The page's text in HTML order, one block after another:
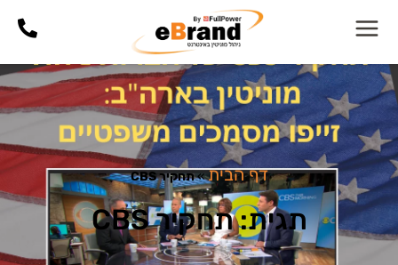
דף הבית»תחקיר CBS
תגית: תחקיר CBS